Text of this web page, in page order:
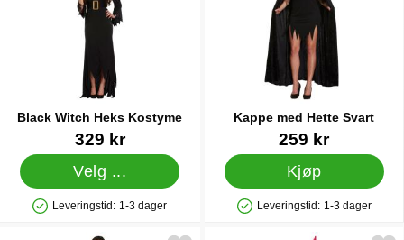
Black Witch Heks Kostyme
Varenummer 38651
329 kr
Velg ...
Produkttilgjengelighet: På lager
Leveringstid: 1-3 dager
Kappe med Hette Svart
Varenummer 38654
259 kr
Kjøp
Produkttilgjengelighet: På lager
Leveringstid: 1-3 dager